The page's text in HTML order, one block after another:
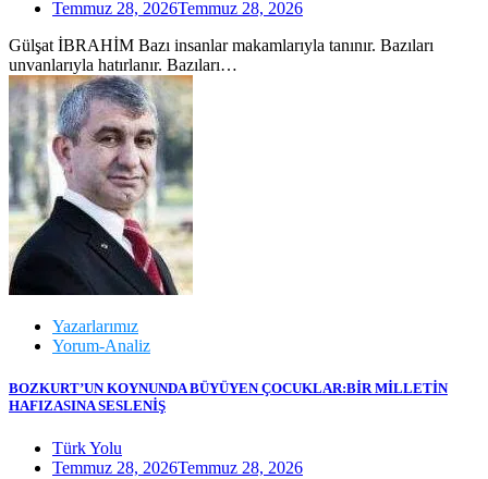
Temmuz 28, 2026Temmuz 28, 2026
Gülşat İBRAHİM Bazı insanlar makamlarıyla tanınır. Bazıları
unvanlarıyla hatırlanır. Bazıları…
Yazarlarımız
Yorum-Analiz
BOZKURT’UN KOYNUNDA BÜYÜYEN ÇOCUKLAR:BİR MİLLETİN
HAFIZASINA SESLENİŞ
Türk Yolu
Temmuz 28, 2026Temmuz 28, 2026